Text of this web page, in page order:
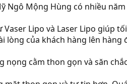
Ngô Mộng Hùng có nhiều
Lipo và Laser Lipo giúp
lòng của khách hàng lên
nọng cằm thon gọn và săn